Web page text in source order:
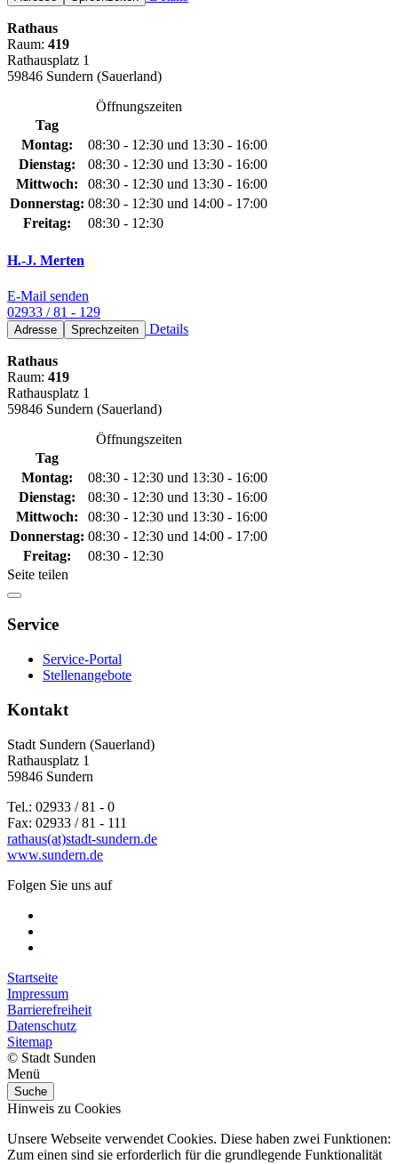
Rathaus
Raum: 419
Rathausplatz 1
59846 Sundern (Sauerland)
Öffnungszeiten
Tag
Montag:
08:30 - 12:30 und 13:30 - 16:00
Dienstag:
08:30 - 12:30 und 13:30 - 16:00
Mittwoch:
08:30 - 12:30 und 13:30 - 16:00
Donnerstag: 08:30 - 12:30 und 14:00 - 17:00
Freitag:
08:30 - 12:30
H.-J. Merten
E-Mail senden
02933 / 81 - 129
Adresse Sprechzeiten Details
Rathaus
Raum: 419
Rathausplatz 1
59846 Sundern (Sauerland)
Öffnungszeiten
Tag
Montag:
08:30 - 12:30 und 13:30 - 16:00
Dienstag:
08:30 - 12:30 und 13:30 - 16:00
Mittwoch:
08:30 - 12:30 und 13:30 - 16:00
Donnerstag: 08:30 - 12:30 und 14:00 - 17:00
Freitag:
08:30 - 12:30
Seite teilen
Service
Service-Portal
Stellenangebote
Kontakt
Stadt Sundern (Sauerland)
Rathausplatz 1
59846 Sundern
Tel.: 02933 / 81 - 0
Fax: 02933 / 81 - 111
rathaus(at)stadt-sundern.de
www.sundern.de
Folgen Sie uns auf
Startseite
Impressum
Barrierefreiheit
Datenschutz
Sitemap
© Stadt Sunden
Menü
Suche
Hinweis zu Cookies
Unsere Webseite verwendet Cookies. Diese haben zwei Funktionen:
Zum einen sind sie erforderlich für die grundlegende Funktionalität